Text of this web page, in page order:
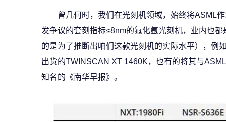
曾几何时，我们在光刻机领域，始终将ASML
发争议的套刻指标≤8nm的氟化氩光刻机，业内也
的是为了推断出咱们这款光刻机的实际水平），例
出货的TWINSCAN XT 1460K，也有的将其与
知名的《南华早报》。